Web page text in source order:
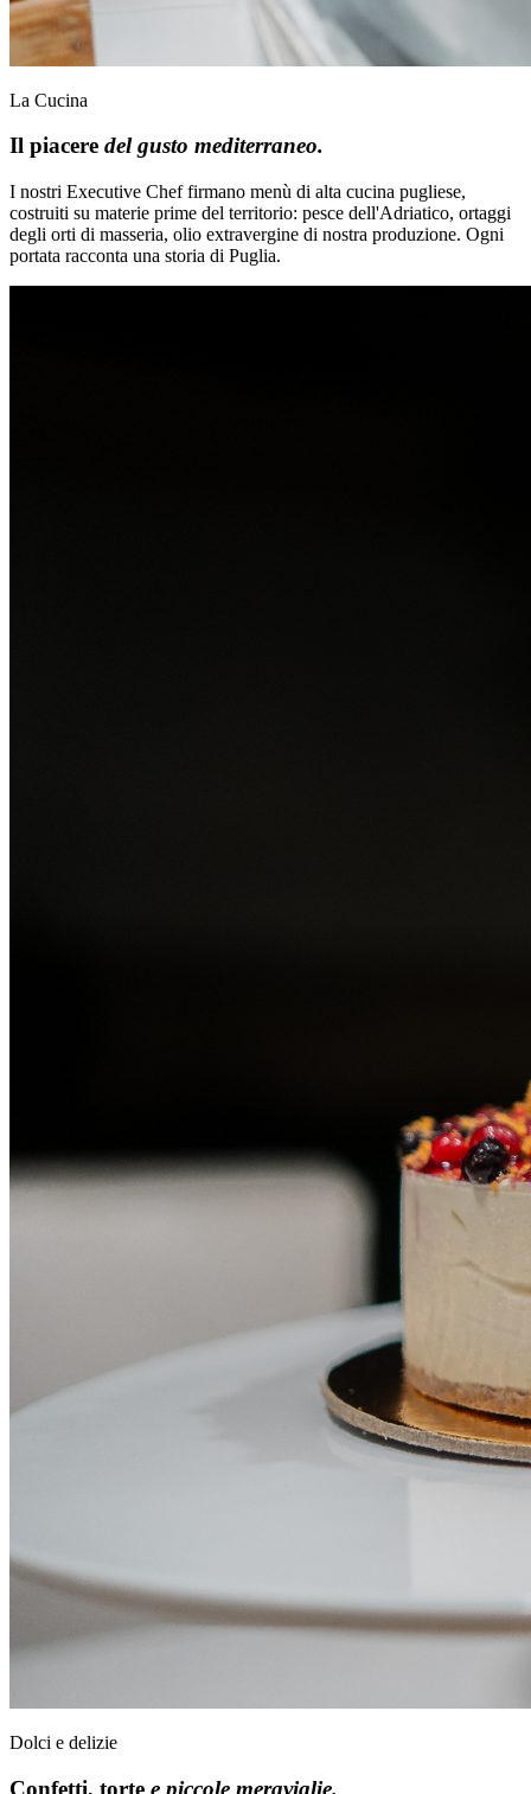
La Cucina
Il piacere del gusto mediterraneo.
I nostri Executive Chef firmano menù di alta cucina pugliese,
costruiti su materie prime del territorio: pesce dell'Adriatico, ortaggi
degli orti di masseria, olio extravergine di nostra produzione. Ogni
portata racconta una storia di Puglia.
Dolci e delizie
Confetti, torte e piccole meraviglie.